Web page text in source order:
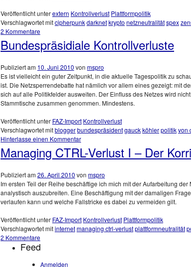
Veröffentlicht unterextern Kontrollverlust Plattformpolitik
Verschlagwortet mitcipherpunkdarknetkrypto netzneutralitätspex
2 Kommentare
Bundespräsidiale Kontrollverluste
Publiziert am 10. Juni 2010 von mspro
Es ist vielleicht ein guter Zeitpunkt, in die aktuelle Tagespolitik zu
ist. Die Netzsperrendebatte hat nämlich vor allem eines gezeigt: mit
sich auf alle Politikfelder ausweiten. Der Einfluss des Netzes wird
Stammtische zusammen genommen. Mindestens.
Veröffentlicht unter FAZ-Import Kontrollverlust
Verschlagwortet mitbloggerbundespräsidentgauckköhlerpolitikvon
Hinterlasse einen Kommentar
Managing CTRL-Verlust I – Der
Publiziert am26. April 2010 von mspro
Im ersten Teil der Reihe beschäftige ich mich mit der Aufarbeitung
analystisch auszubreiten. Eine Beschäftigung mit der damaligen
verlaufen kann und welche Fallstricke es dabei zu vermeiden gilt.
Veröffentlicht unter FAZ-Import Kontrollverlust Plattformpolitik
Verschlagwortet mitinternetmanaging ctrl-verlustplattformneutralität
2 Kommentare
Feed
Anmelden